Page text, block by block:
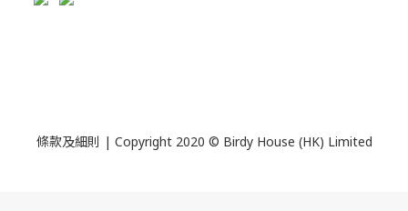
條款及細則 | Copyright 2020 © Birdy House (HK) Limited